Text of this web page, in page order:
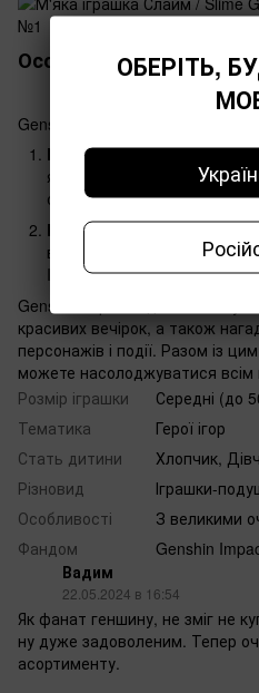
Особливості іграшки
Genshin Impact - ідеальний
Малюнок:Однією з
яскраві малюнки. Ви з
саме під ваш стиль та
Колір:Genshin Impact має
відображають оригінальний
Impact.
Genshin Impact - ідеальний
красивих вечірок, а також
персонажів і події. Разом із
можете насолоджуватися всім
Розмір іграшки
Середні (до
Тематика
Герої ігор
Стать дитини
Хлопчик,
Різновид
Іграшки-
Особливості
З великими
Фандом
Genshin
Вадим
22.05.2024 в 16:54
Як фанат геншину, не зміг не
ну дуже задоволеним. Тепер
асортименту.
ОБЕРІТЬ,